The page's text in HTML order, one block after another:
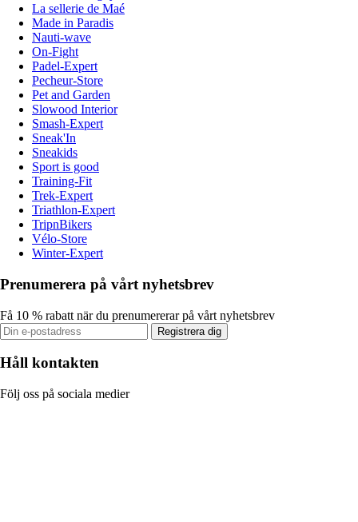
La sellerie de Maé
Made in Paradis
Nauti-wave
On-Fight
Padel-Expert
Pecheur-Store
Pet and Garden
Slowood Interior
Smash-Expert
Sneak'In
Sneakids
Sport is good
Training-Fit
Trek-Expert
Triathlon-Expert
TripnBikers
Vélo-Store
Winter-Expert
Prenumerera på vårt nyhetsbrev
Få 10 % rabatt när du prenumererar på vårt nyhetsbrev
Registrera dig
Håll kontakten
Följ oss på sociala medier